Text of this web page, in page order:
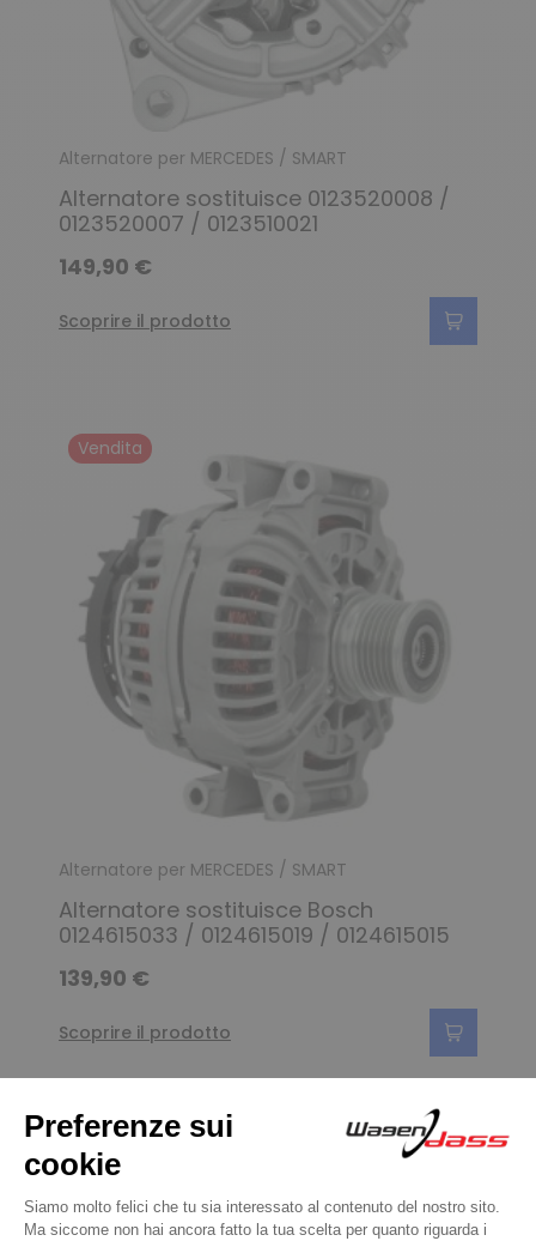
Alternatore per MERCEDES / SMART
Alternatore sostituisce 0123520008 /
0123520007 / 0123510021
149,90 €
Scoprire il prodotto
Vendita
Alternatore per MERCEDES / SMART
Alternatore sostituisce Bosch
0124615033 / 0124615019 / 0124615015
139,90 €
Scoprire il prodotto